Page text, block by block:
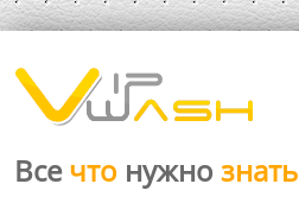
Все что нужно знать